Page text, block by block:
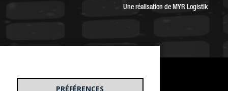
Une réalisation de MYR Logistik
PRÉFÉRENCES